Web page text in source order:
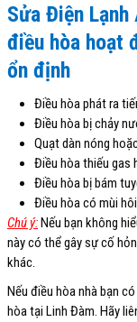
Sửa Điện
điều hòa hoạt
ổn định
Điều hòa phát ra
Điều hòa bị chảy
Quạt dàn nóng
Điều hòa thiếu gas
Điều hòa bị bám
Điều hòa có mùi
Chú ý: Nếu bạn không
này có thể gây sự cố
khác.
Nếu điều hòa nhà bạn
hòa tại Linh Đàm. Hãy